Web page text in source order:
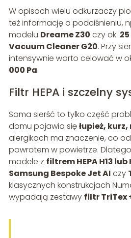
W opisach wielu odkurzaczy
też informację o podciśnieniu,
modelu Dreame Z30 czy ok.
Vacuum Cleaner G20. Przy
intensywnie warto celować w
000 Pa.
Filtr HEPA i szczelny
Sama sierść to tylko część
domu pojawia sięłupież,
alergikach ma znaczenie, co
powrotem w powietrze.
modele z filtrem HEPA H13 lub
Samsung Bespoke Jet AI czy
klasycznych konstrukcjach
wypadają zestawy filtr TriTex